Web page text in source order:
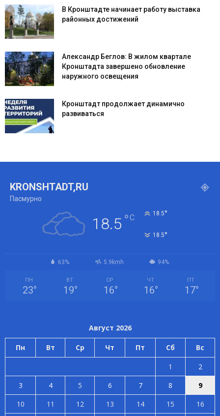
В Кронштадте начинает работу выставка
районных достижений
Александр Беглов: В жилом квартале
Кронштадта завершено обновление
наружного освещения
Кронштадт продолжает динамично
развиваться
KRONSHTADT,RU
Пасмурно
18.5 °C 18.5°
18.5°
63% 5.9kmh 94%
ПН
23°
ВТ
19°
СР
16°
ЧТ
16°
ПТ
17°
Август 2026
Пн Вт Ср Чт Пт Сб Вс
1
2
3
4 5 6 7 8
9
10
11 12 13 14 15 16